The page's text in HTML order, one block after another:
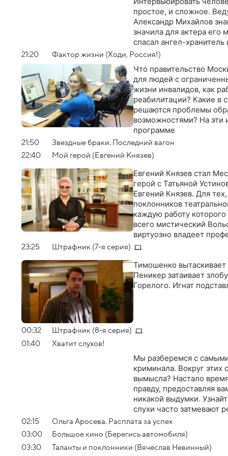
простое, и сложное.
Александр Михайлов
значила для актера его
спасал ангел-
21:20 Фактор жизни (Ходи, Россия!)
Что правительство
для людей с
жизни инвалидов, как
реабилитации? Какие в
решаются проблемы
возможностями? На эти
программе
21:50
Звездные браки. Последний вагон
22:40
Мой герой (Евгений Князев)
Евгений Князев стал
герой с Татьяной
Евгений Князев. Для
поклонников
каждую работу
всего мистический
виртуозно владеет
взяли. Сам же гость
стыда и неловкости". "Я
Князев. Однако же
Для начала он
хочешь моей смерти -
всей его начерталкой
высшее образование,
кабинете ему
заключается суть
лишь после того, как
какой сцены его
театре? Как Евгений
улыбкой: - Тебя
внутрь и уже
Яковлев с репетиции.
23:25 Штрафник (7-я серия)
Тимошенко вытаскивает
Пеникер затаивает
Горелого. Игнат
00:32
Штрафник (8-я серия)
01:40
Хватит слухов!
Мы разберемся с
криминала. Вокруг этих
вымысла? Настало
правду, предоставляя
никакой выдумки.
слухи часто затмевают
02:15
Ольга Аросева. Расплата за успех
03:00
Большое кино (Берегись автомобиля)
03:30
Таланты и поклонники (Вячеслав Невинный)